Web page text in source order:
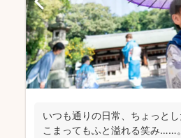
いつも通りの日常、ちょっと
こまってもふと溢れる笑み……